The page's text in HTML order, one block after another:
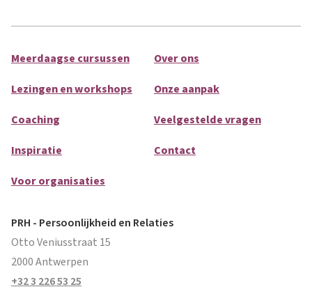
Meerdaagse cursussen
Lezingen en workshops
Coaching
Inspiratie
Voor organisaties
Over ons
Onze aanpak
Veelgestelde vragen
Contact
PRH - Persoonlijkheid en Relaties
Otto Veniusstraat 15
2000 Antwerpen
+32 3 226 53 25